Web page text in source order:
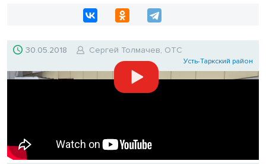
30.05.2018 Сергей Толмачев, ОТС
Усть-Таркский район